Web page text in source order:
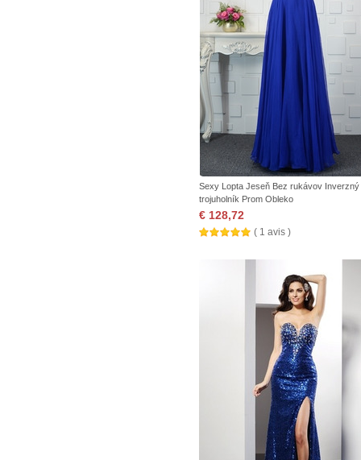
Sexy Lopta Jeseň Bez rukávov Inverzný
trojuholník Prom Obleko
€ 128,72
( 1 avis )